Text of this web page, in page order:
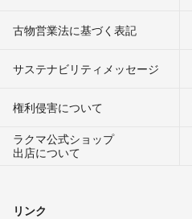
古物営業法に基づく表記
サステナビリティメッセージ
権利侵害について
ラクマ公式ショップ
出店について
リンク